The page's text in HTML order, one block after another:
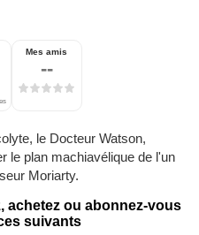
Mes amis
--
le Docteur Watson,
le plan machiavélique de l'un
Moriarty.
achetez ou abonnez-vous
suivants